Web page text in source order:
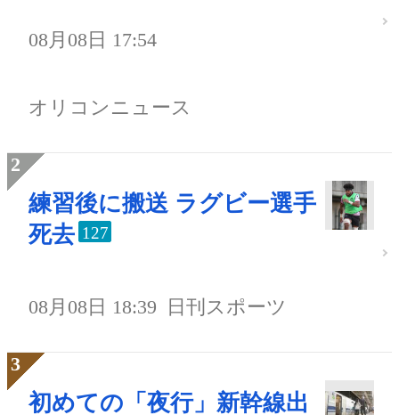
08月08日 17:54
オリコンニュース
練習後に搬送 ラグビー選手
死去 127
08月08日 18:39 日刊スポーツ
初めての「夜行」新幹線出